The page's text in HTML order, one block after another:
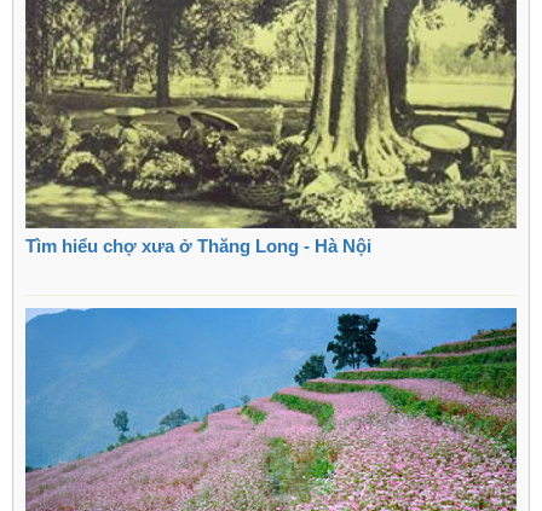
Tìm hiểu chợ xưa ở Thăng Long - Hà Nội